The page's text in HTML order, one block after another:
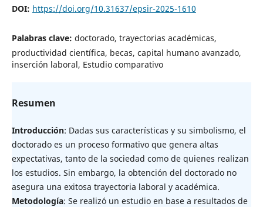
DOI: https://doi.org/10.31637/epsir-2025-1610
Palabras clave: doctorado, trayectorias académicas,
productividad científica, becas, capital humano avanzado,
inserción laboral, Estudio comparativo
Resumen
Introducción: Dadas sus características y su simbolismo, el
doctorado es un proceso formativo que genera altas
expectativas, tanto de la sociedad como de quienes realizan
los estudios. Sin embargo, la obtención del doctorado no
asegura una exitosa trayectoria laboral y académica.
Metodología: Se realizó un estudio en base a resultados de